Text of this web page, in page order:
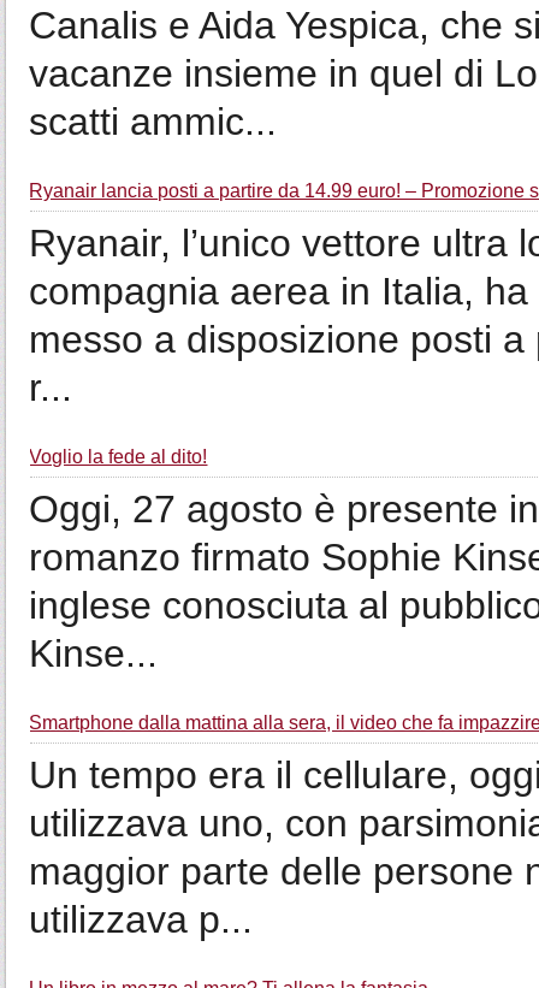
Canalis e Aida Yespica, che
vacanze insieme in quel di
scatti ammic...
Ryanair lancia posti a partire da 14.99 euro! – Promozione
Ryanair, l’unico vettore ultra
compagnia aerea in Italia,
messo a disposizione posti
r...
Voglio la fede al dito!
Oggi, 27 agosto è presente
romanzo firmato Sophie
inglese conosciuta al
Kinse...
Smartphone dalla mattina alla sera, il video che fa
Un tempo era il cellulare,
utilizzava uno, con
maggior parte delle persone
utilizzava p...